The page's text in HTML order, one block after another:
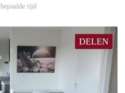
tijd
DELEN